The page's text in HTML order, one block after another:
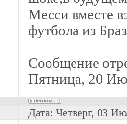
Месси вместе
футбола из
Сообщение
Пятница, 20
Дата: Четверг, 03